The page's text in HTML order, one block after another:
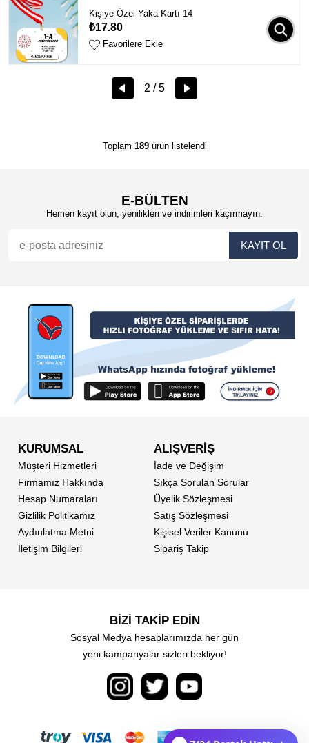
Kişiye Özel Yaka Kartı 14
₺17.80
Favorilere Ekle
2 / 5
Toplam 189ürün listelendi
E-BÜLTEN
Hemen kayıt olun, yenilikleri ve indirimleri kaçırmayın.
KURUMSAL
Müşteri Hizmetleri
Firmamız Hakkında
Hesap Numaraları
Gizlilik Politikamız
Aydınlatma Metni
İletişim Bilgileri
ALIŞVERİŞ
İade ve Değişim
Sıkça Sorulan Sorular
Üyelik Sözleşmesi
Satış Sözleşmesi
Kişisel Veriler Kanunu
Sipariş Takip
BİZİ TAKİP EDİN
Sosyal Medya hesaplarımızda her gün
yeni kampanyalar sizleri bekliyor!